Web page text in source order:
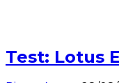
Test: Lotus